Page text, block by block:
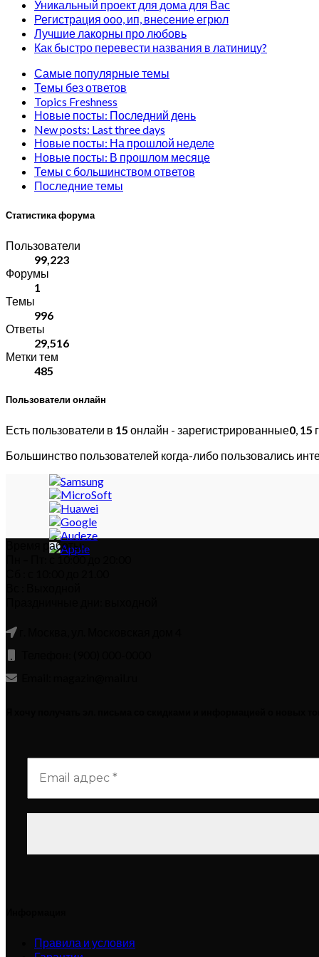
Уникальный проект для дома для Вас
Регистрация ооо, ип, внесение егрюл
Лучшие лакорны про любовь
Как быстро перевести названия в латиницу?
Самые популярные темы
Темы без ответов
Topics Freshness
Новые посты: Последний день
New posts: Last three days
Новые посты: На прошлой неделе
Новые посты: В прошлом месяце
Темы с большинством ответов
Последние темы
Статистика форума
Пользователи
99,223
Форумы
1
Темы
996
Ответы
29,516
Метки тем
485
Пользователи онлайн
Есть пользователи в 15 онлайн - зарегистрированные0, 15
Большинство пользователей когда-либо пользовались
Время работы:
Пн – Пт: с 10:00 до 20:00
Правила и условия